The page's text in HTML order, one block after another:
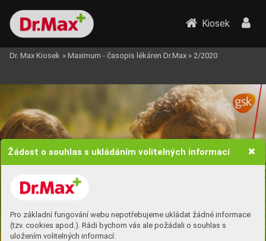
Žádost o souhlas s ukládáním volitelných informací
Pro základní fungování webu nepotřebujeme ukládat žádné informace
(tzv. cookies apod.). Rádi bychom vás ale požádali o souhlas s
uložením volitelných informací:
Kiosek
Dr. Max Kiosek » Maximum - časopis lékáren Dr.Max » 2/2020